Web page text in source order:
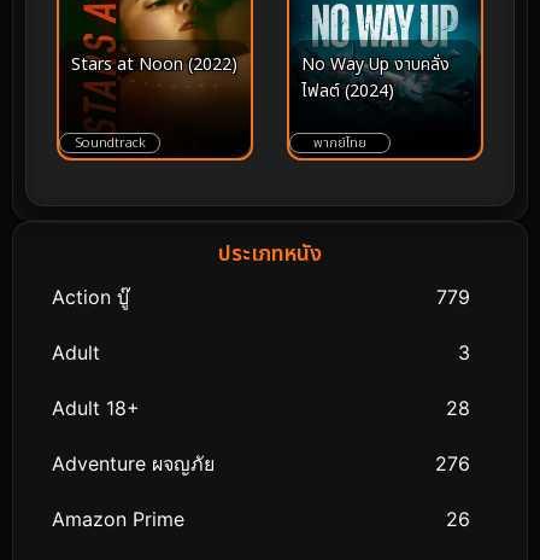
Stars at Noon (2022)
Soundtrack
No Way Up งาบคลั่ง
ไฟลต์ (2024)
พากย์ไทย
ประเภทหนัง
Action บู๊ 779
Adult 3
Adult 18+ 28
Adventure ผจญภัย 276
Amazon Prime 26